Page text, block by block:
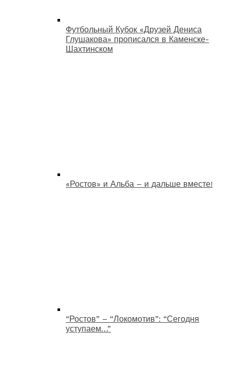
Футбольный Кубок «Друзей Дениса
Глушакова» прописался в Каменске-
Шахтинском
«Ростов» и Альба – и дальше вместе!
“Ростов” – “Локомотив”: “Сегодня
уступаем…”